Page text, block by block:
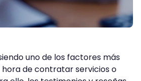
uno de los factores más
de contratar servicios o